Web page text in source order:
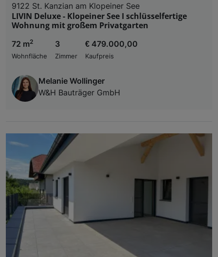
9122 St. Kanzian am Klopeiner See
LIVIN Deluxe - Klopeiner See I schlüsselfertige
Wohnung mit großem Privatgarten
72 m2
Wohnfläche
3
Zimmer
€ 479.000,00
Kaufpreis
Melanie Wollinger
W&H Bauträger GmbH